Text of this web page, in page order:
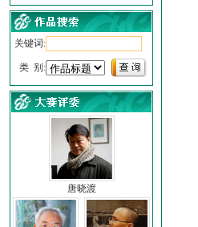
关键词:
类 别:
唐晓渡